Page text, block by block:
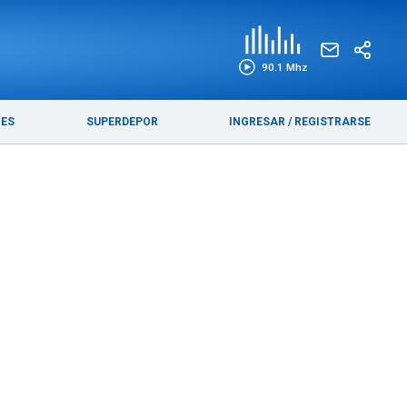
90.1 Mhz
SUPERDEPOR INGRESAR / REGISTRARSE